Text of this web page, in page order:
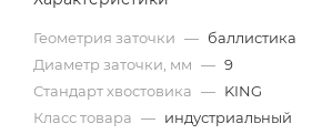
Геометрия заточки — баллистика
Диаметр заточки, мм — 9
Стандарт хвостовика — KING
Класс товара — индустриальный